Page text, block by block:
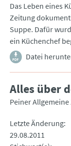
Das Leben eines
Zeitung
Suppe. Dafür
ein Küchenchef
Datei
Alles über
Peiner
Letzte Änderung
29.08.2011